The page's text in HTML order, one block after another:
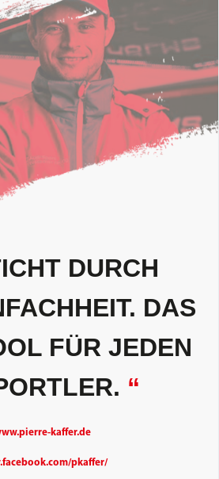
DURCH
DAS
FÜR JEDEN
“
kaffer.de
pkaffer/